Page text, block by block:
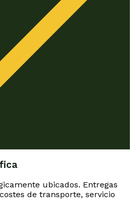
ubicados. Entregas
de transporte, servicio